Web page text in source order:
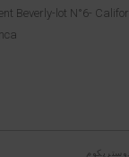
Beverly-lot N°6-